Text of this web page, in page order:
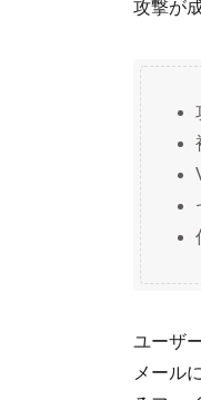
攻撃が
ユーザ
メール